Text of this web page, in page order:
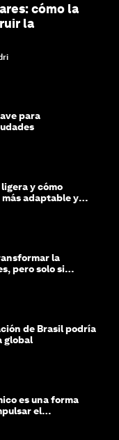
cómo la
la
para
y cómo
adaptable y
la
pero solo si
de Brasil podría
global
es una forma
el